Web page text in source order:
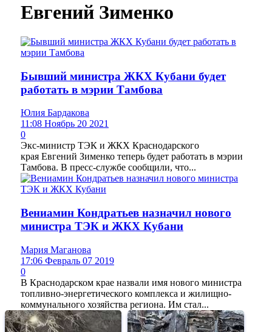
Евгений Зименко
Бывший министра ЖКХ Кубани будет
работать в мэрии Тамбова
Юлия Бардакова
11:08 Ноябрь 20 2021
0
Экс-министр ТЭК и ЖКХ Краснодарского
края Евгений Зименко теперь будет работать в мэрии
Тамбова. В пресс-службе сообщили, что...
Вениамин Кондратьев назначил нового
министра ТЭК и ЖКХ Кубани
Мария Маганова
17:06 Февраль 07 2019
0
В Краснодарском крае назвали имя нового министра
топливно-энергетического комплекса и жилищно-
коммунального хозяйства региона. Им стал...